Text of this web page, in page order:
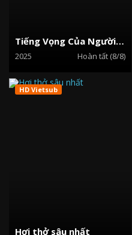
Tiếng Vọng Của Người Sống Sót: Thảm Án Tại Hàn Quốc
2025 Hoàn tất (8/8)
Hơi thở sâu nhất
HD Vietsub